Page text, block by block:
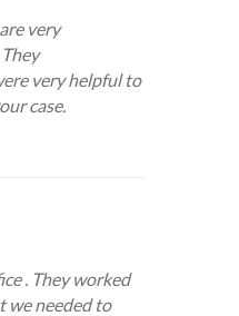
very
very helpful to
case.
. They worked
we needed to